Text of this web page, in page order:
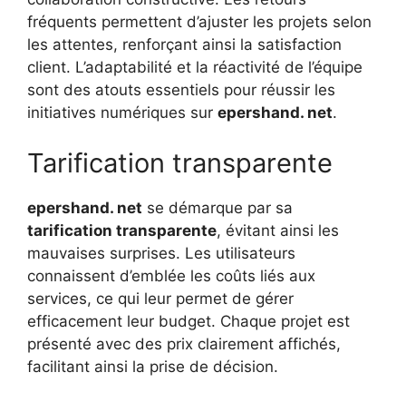
fréquents permettent d’ajuster les projets selon
les attentes, renforçant ainsi la satisfaction
client. L’adaptabilité et la réactivité de l’équipe
sont des atouts essentiels pour réussir les
initiatives numériques sur epershand. net.
Tarification transparente
epershand. net se démarque par sa
tarification transparente, évitant ainsi les
mauvaises surprises. Les utilisateurs
connaissent d’emblée les coûts liés aux
services, ce qui leur permet de gérer
efficacement leur budget. Chaque projet est
présenté avec des prix clairement affichés,
facilitant ainsi la prise de décision.